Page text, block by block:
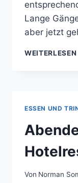
Lange
aber jetzt
WEITERLESEN
ESSEN UND
Von Norman